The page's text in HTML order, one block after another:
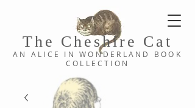
The Cheshire C at
AN ALICE IN WONDERLAND BOOK
COLLE CTION